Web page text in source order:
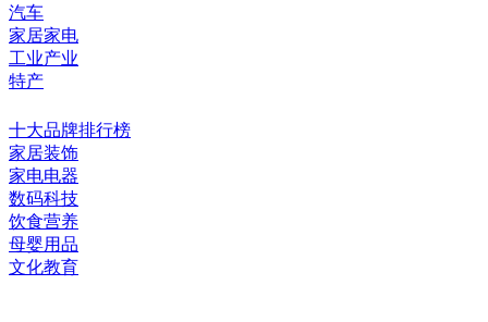
汽车
家居家电
工业产业
特产
十大品牌排行榜
家居装饰
家电电器
数码科技
饮食营养
母婴用品
文化教育